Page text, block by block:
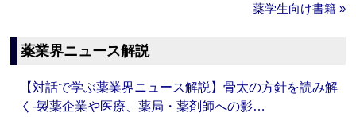
薬学生向け書籍 »
薬業界ニュース解説
【対話で学ぶ薬業界ニュース解説】骨太の方針を読み解
く‐製薬企業や医療、薬局・薬剤師への影…